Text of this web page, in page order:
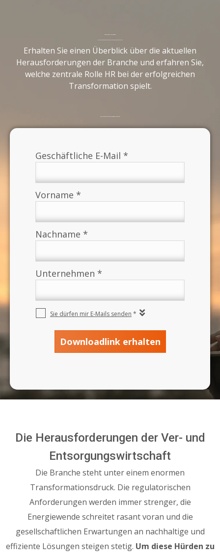
Kostenloses Whitepaper
Erhalten Sie einen Überblick über die aktuellen
Herausforderungen der Branche und erfahren Sie,
welche zentrale Rolle HR bei der erfolgreichen
Transformation spielt.
Jetzt ausfüllen und Whitepaper erhalten:
Die Herausforderungen der Ver- und
Entsorgungswirtschaft
Die Branche steht unter einem enormen
Transformationsdruck. Die regulatorischen
Anforderungen werden immer strenger, die
Energiewende schreitet rasant voran und die
gesellschaftlichen Erwartungen an nachhaltige und
effiziente Lösungen steigen stetig. Um diese Hürden zu